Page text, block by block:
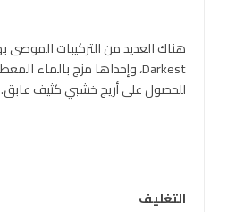
للحصول على أريج خشبي كثيف عابق.
التغليف